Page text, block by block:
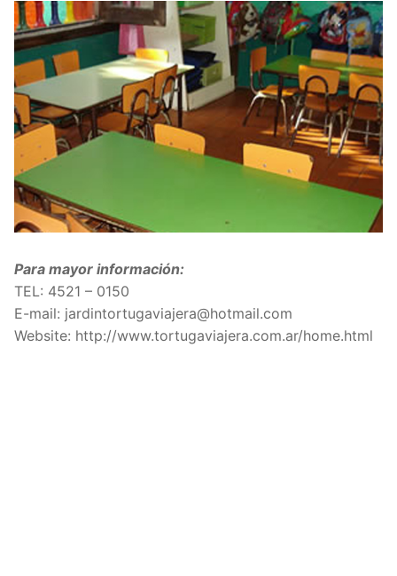
Para mayor información:
TEL: 4521 – 0150
E-mail: jardintortugaviajera@hotmail.com
Website: http://www.tortugaviajera.com.ar/home.html